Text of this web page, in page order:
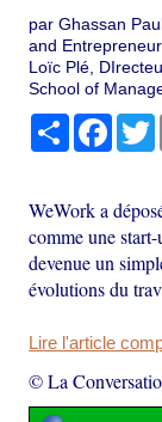
par Ghassan
and
Loïc Plé,
School of
Partager
WeWork a
comme une
devenue un
évolutions du
Lire l'article
© La